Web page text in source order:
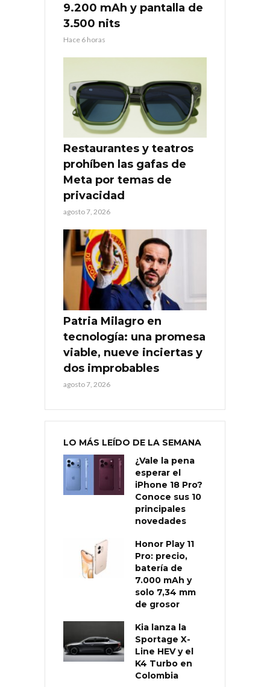
9.200 mAh y pantalla de
3.500 nits
Hace 6 horas
Restaurantes y teatros
prohíben las gafas de
Meta por temas de
privacidad
agosto 7, 2026
Patria Milagro en
tecnología: una promesa
viable, nueve inciertas y
dos improbables
agosto 7, 2026
LO MÁS LEÍDO DE LA SEMANA
¿Vale la pena
esperar el
iPhone 18 Pro?
Conoce sus 10
principales
novedades
Honor Play 11
Pro: precio,
batería de
7.000 mAh y
solo 7,34 mm
de grosor
Kia lanza la
Sportage X-
Line HEV y el
K4 Turbo en
Colombia